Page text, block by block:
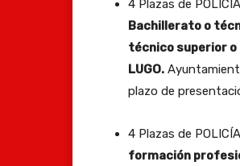
4 Plazas de
Bachillerato o
técnico superior
LUGO.
plazo de
4 Plazas de
formación